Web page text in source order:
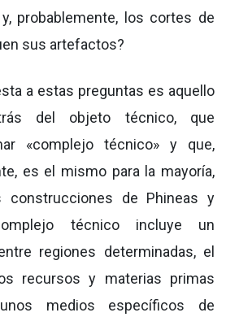
probablemente, los cortes de
sus artefactos?
a estas preguntas es aquello
del objeto técnico, que
«complejo técnico» y que,
es el mismo para la mayoría,
construcciones de Phineas y
técnico incluye un
regiones determinadas, el
recursos y materias primas
medios específicos de